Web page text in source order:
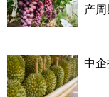
产
中